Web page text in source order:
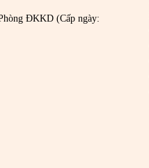
ĐKKD (Cấp ngày: